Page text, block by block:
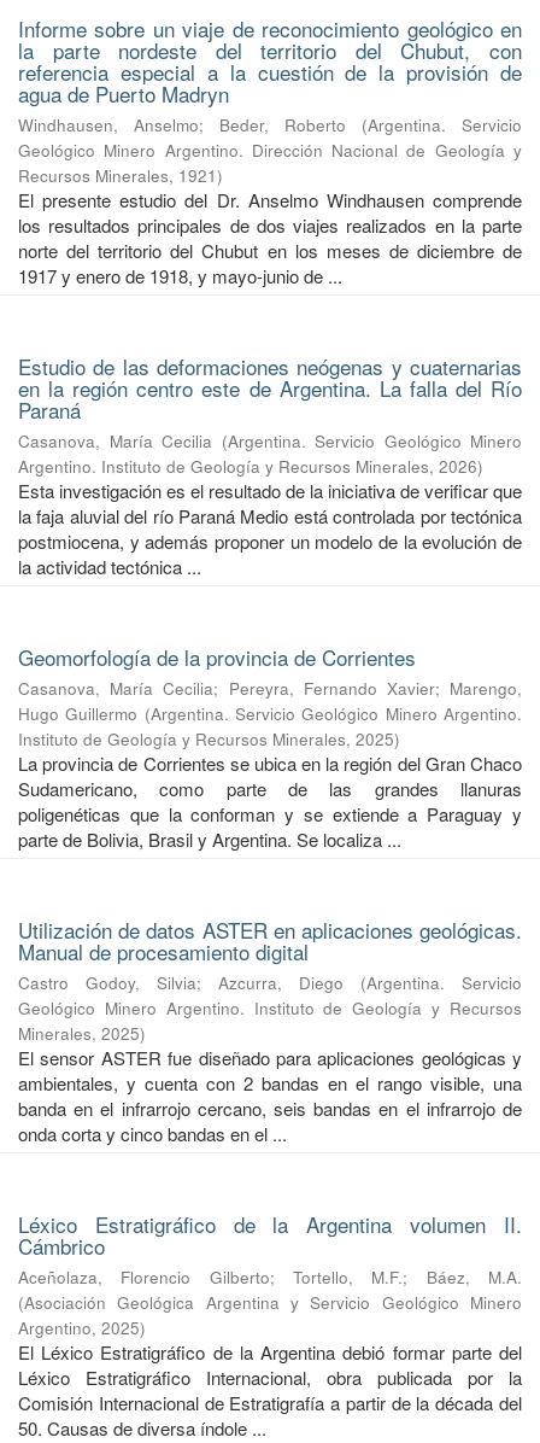
Informe sobre un viaje de reconocimiento geológico en
la parte nordeste del territorio del Chubut, con
referencia especial a la cuestión de la provisión de
agua de Puerto Madryn
Windhausen, Anselmo; Beder, Roberto (Argentina. Servicio
Geológico Minero Argentino. Dirección Nacional de Geología y
Recursos Minerales, 1921)
El presente estudio del Dr. Anselmo Windhausen comprende
los resultados principales de dos viajes realizados en la parte
norte del territorio del Chubut en los meses de diciembre de
1917 y enero de 1918, y mayo-junio de ...
Estudio de las deformaciones neógenas y cuaternarias
en la región centro este de Argentina. La falla del Río
Paraná
Casanova, María Cecilia (Argentina. Servicio Geológico Minero
Argentino. Instituto de Geología y Recursos Minerales, 2026)
Esta investigación es el resultado de la iniciativa de verificar que
la faja aluvial del río Paraná Medio está controlada por tectónica
postmiocena, y además proponer un modelo de la evolución de
la actividad tectónica ...
Geomorfología de la provincia de Corrientes
Casanova, María Cecilia; Pereyra, Fernando Xavier; Marengo,
Hugo Guillermo (Argentina. Servicio Geológico Minero Argentino.
Instituto de Geología y Recursos Minerales, 2025)
La provincia de Corrientes se ubica en la región del Gran Chaco
Sudamericano, como parte de las grandes llanuras
poligenéticas que la conforman y se extiende a Paraguay y
parte de Bolivia, Brasil y Argentina. Se localiza ...
Utilización de datos ASTER en aplicaciones geológicas.
Manual de procesamiento digital
Castro Godoy, Silvia; Azcurra, Diego (Argentina. Servicio
Geológico Minero Argentino. Instituto de Geología y Recursos
Minerales, 2025)
El sensor ASTER fue diseñado para aplicaciones geológicas y
ambientales, y cuenta con 2 bandas en el rango visible, una
banda en el infrarrojo cercano, seis bandas en el infrarrojo de
onda corta y cinco bandas en el ...
Léxico Estratigráfico de la Argentina volumen II.
Cámbrico
Aceñolaza, Florencio Gilberto;Tortello, M.F.; Báez, M.A.
(Asociación Geológica Argentina y Servicio Geológico Minero
Argentino, 2025)
El Léxico Estratigráfico de la Argentina debió formar parte del
Léxico Estratigráfico Internacional, obra publicada por la
Comisión Internacional de Estratigrafía a partir de la década del
50. Causas de diversa índole ...